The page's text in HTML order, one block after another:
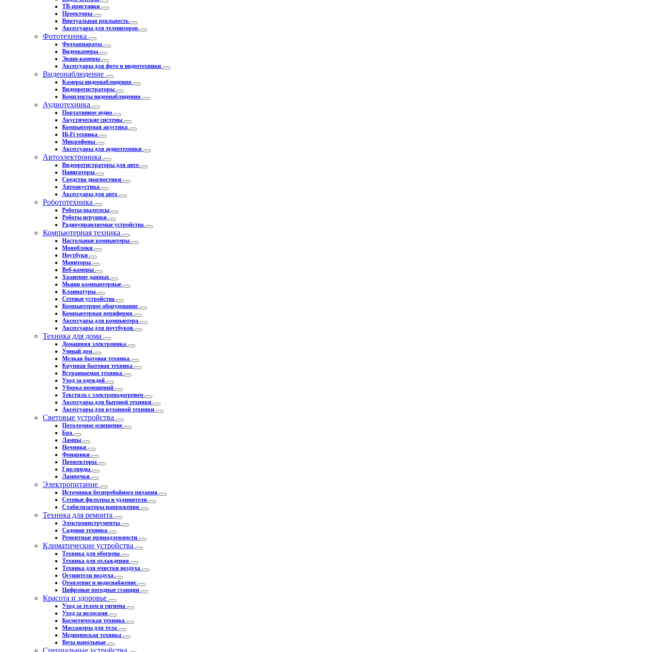
ТВ-приставки
Проекторы
Виртуальная реальность
Аксессуары для телевизоров
Фототехника
Фотоаппараты
Видеокамеры
Экшн-камеры
Аксессуары для фото и видеотехники
Видеонаблюдение
Камеры видеонаблюдения
Видеорегистраторы
Комплекты видеонаблюдения
Аудиотехника
Портативное аудио
Акустические системы
Компьютерная акустика
Hi-Fi техника
Микрофоны
Аксессуары для аудиотехники
Автоэлектроника
Видеорегистраторы для авто
Навигаторы
Средства диагностики
Автоакустика
Аксессуары для авто
Робототехника
Роботы-пылесосы
Роботы игрушки
Радиоуправляемые устройства
Компьютерная техника
Настольные компьютеры
Моноблоки
Ноутбуки
Мониторы
Веб-камеры
Хранение данных
Мыши компьютерные
Клавиатуры
Сетевые устройства
Компьютерное оборудование
Компьютерная периферия
Аксессуары для компьютера
Аксессуары для ноутбуков
Техника для дома
Домашняя электроника
Умный дом
Мелкая бытовая техника
Крупная бытовая техника
Встраиваемая техника
Уход за одеждой
Уборка помещений
Текстиль с электроподогревом
Аксессуары для бытовой техники
Аксессуары для кухонной техники
Световые устройства
Потолочное освещение
Бра
Лампы
Ночники
Фонарики
Прожекторы
Гирлянды
Лампочки
Электропитание
Источники бесперебойного питания
Сетевые фильтры и удлинители
Стабилизаторы напряжения
Техника для ремонта
Электроинструменты
Садовая техника
Ремонтные принадлежности
Климатические устройства
Техника для обогрева
Техника для охлаждения
Техника для очистки воздуха
Осушители воздуха
Отопление и водоснабжение
Цифровые погодные станции
Красота и здоровье
Уход за телом и гигиена
Уход за волосами
Косметическая техника
Массажеры для тела
Медицинская техника
Весы напольные